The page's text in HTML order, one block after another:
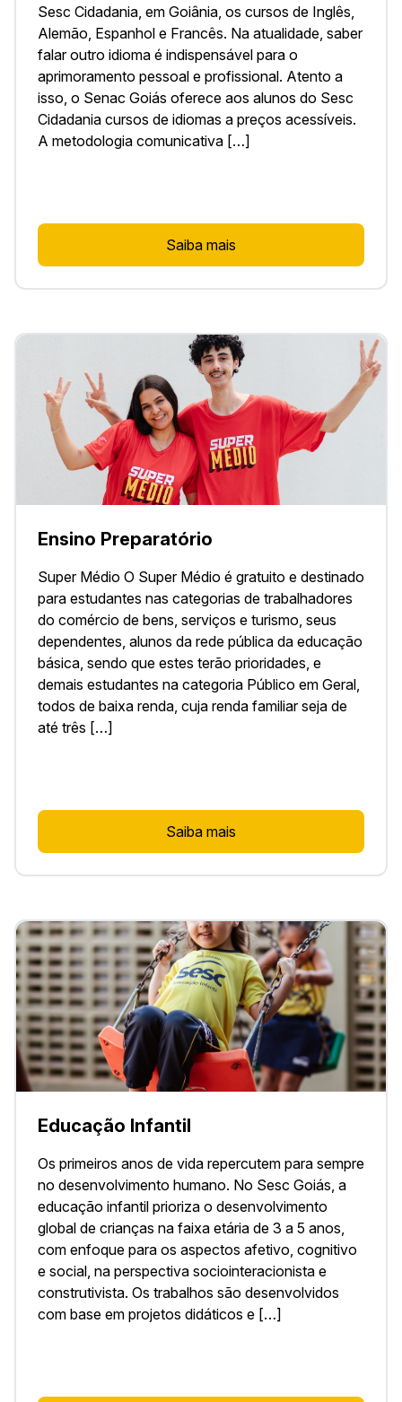
Sesc Cidadania, em Goiânia, os cursos de Inglês,
Alemão, Espanhol e Francês. Na atualidade, saber
falar outro idioma é indispensável para o
aprimoramento pessoal e profissional. Atento a
isso, o Senac Goiás oferece aos alunos do Sesc
Cidadania cursos de idiomas a preços acessíveis.
A metodologia comunicativa […]
Saiba mais
Ensino Preparatório
Super Médio O Super Médio é gratuito e destinado
para estudantes nas categorias de trabalhadores
do comércio de bens, serviços e turismo, seus
dependentes, alunos da rede pública da educação
básica, sendo que estes terão prioridades, e
demais estudantes na categoria Público em Geral,
todos de baixa renda, cuja renda familiar seja de
até três […]
Saiba mais
Educação Infantil
Os primeiros anos de vida repercutem para sempre
no desenvolvimento humano. No Sesc Goiás, a
educação infantil prioriza o desenvolvimento
global de crianças na faixa etária de 3 a 5 anos,
com enfoque para os aspectos afetivo, cognitivo
e social, na perspectiva sociointeracionista e
construtivista. Os trabalhos são desenvolvidos
com base em projetos didáticos e […]